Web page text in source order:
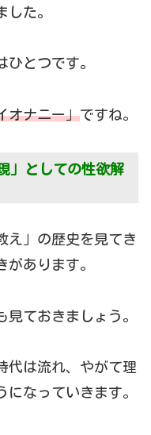
た。
とつです。
オナニー」ですね。
」としての性欲解
え」の歴史を見てき
あります。
ておきましょう。
代は流れ、やがて理
なっていきます。